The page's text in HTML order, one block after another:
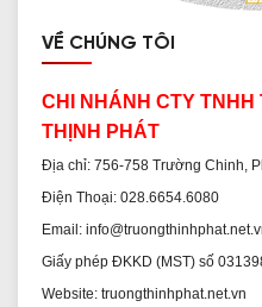
VỀ CHÚNG TÔI
CHI NHÁNH CTY TNHH
THỊNH PHÁT
Địa chỉ: 756-758 Trường Chinh,
Điện Thoại: 028.6654.6080
Email:
Giấy phép ĐKKD (MST) số
Website: truongthinhphat.net.vn